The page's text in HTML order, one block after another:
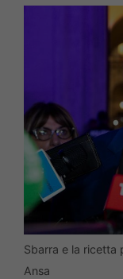
Sbarra e la ricetta
Ansa